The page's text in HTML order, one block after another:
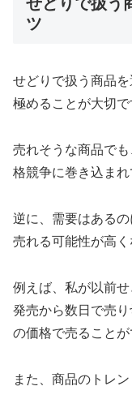
ツ
せどりで扱う商品
極めることが大切で
売れそうな商品で
格競争に巻き込まれ
逆に、需要はある
売れる可能性が高く
例えば、私が以前せ
発売から数日で売
の価格で売ることが
また、商品のトレ